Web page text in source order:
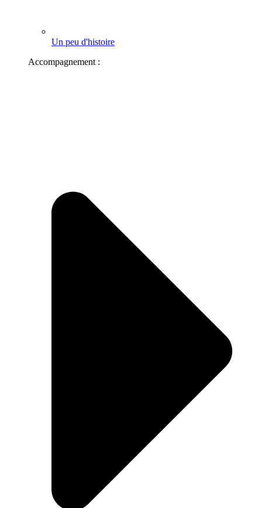
Un peu d'histoire
Accompagnement :